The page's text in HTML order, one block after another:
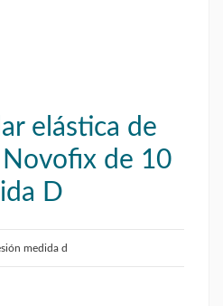
elástica de
de 10
D
medida d